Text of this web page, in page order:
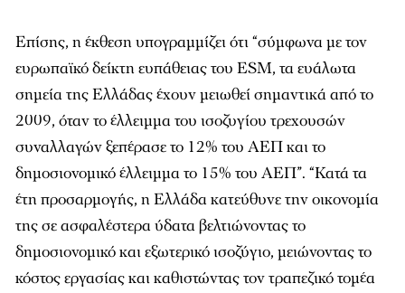
Επίσης, η έκθεση υπογραμμίζει ότι “σύμφωνα με τον
ευρωπαϊκό δείκτη ευπάθειας του ESM, τα ευάλωτα
σημεία της Ελλάδας έχουν μειωθεί σημαντικά από το
2009, όταν το έλλειμμα του ισοζυγίου τρεχουσών
συναλλαγών ξεπέρασε το 12% του ΑΕΠ και το
δημοσιονομικό έλλειμμα το 15% του ΑΕΠ”. “Κατά τα
έτη προσαρμογής, η Ελλάδα κατεύθυνε την οικονομία
της σε ασφαλέστερα ύδατα βελτιώνοντας το
δημοσιονομικό και εξωτερικό ισοζύγιο, μειώνοντας το
κόστος εργασίας και καθιστώντας τον τραπεζικό τομέα